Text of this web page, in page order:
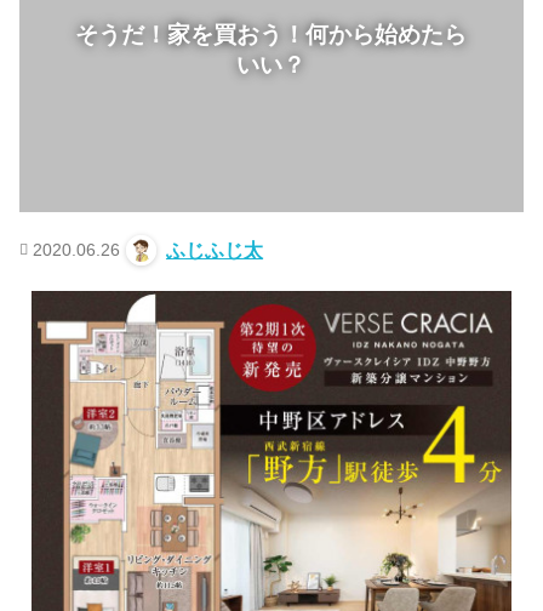
そうだ！家を買おう！何から始めたら
いい？
2020.06.26 ふじふじ太